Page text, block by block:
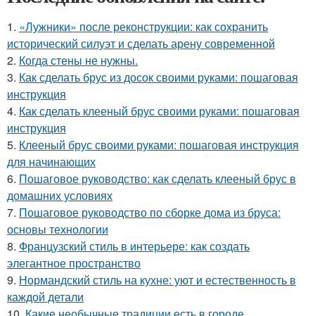
1. «Лужники» после реконструкции: как сохранить
исторический силуэт и сделать арену современной
2. Когда стены не нужны.
3. Как сделать брус из досок своими руками: пошаговая
инструкция
4. Как сделать клееный брус своими руками: пошаговая
инструкция
5. Клееный брус своими руками: пошаговая инструкция
для начинающих
6. Пошаговое руководство: как сделать клееный брус в
домашних условиях
7. Пошаговое руководство по сборке дома из бруса:
основы технологии
8. Французский стиль в интерьере: как создать
элегантное пространство
9. Нормандский стиль на кухне: уют и естественность в
каждой детали